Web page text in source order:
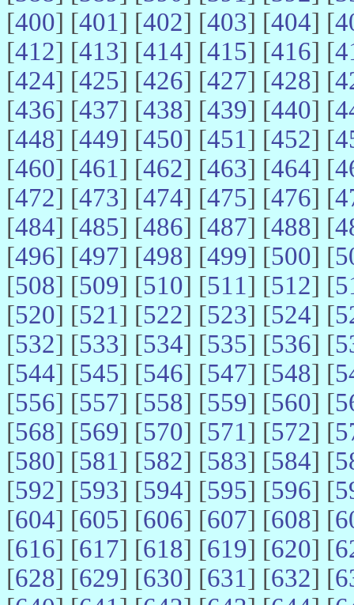
[400] [401] [402] [403] [404] [
[412] [413] [414] [415] [416] [
[424] [425] [426] [427] [428] [
[436] [437] [438] [439] [440] [
[448] [449] [450] [451] [452] [
[460] [461] [462] [463] [464] [
[472] [473] [474] [475] [476] [
[484] [485] [486] [487] [488] [
[496] [497] [498] [499] [500] [
[508] [509] [510] [511] [512] [
[520] [521] [522] [523] [524] [
[532] [533] [534] [535] [536] [
[544] [545] [546] [547] [548] [
[556] [557] [558] [559] [560] [
[568] [569] [570] [571] [572] [
[580] [581] [582] [583] [584] [
[592] [593] [594] [595] [596] [
[604] [605] [606] [607] [608] [
[616] [617] [618] [619] [620] [
[628] [629] [630] [631] [632] [